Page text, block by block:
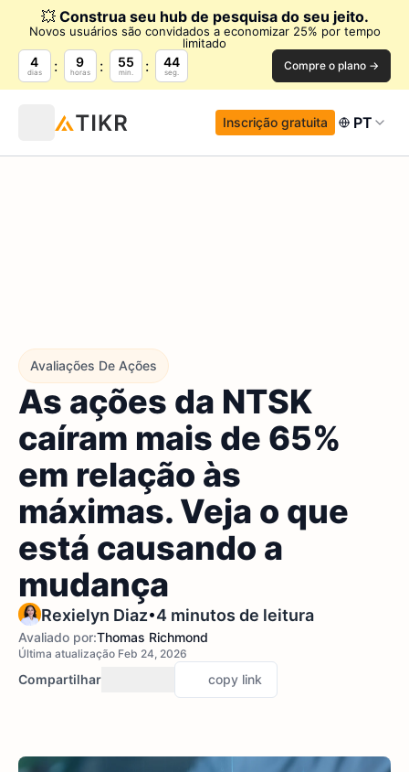
💥 Construa seu hub de pesquisa do seu jeito.
Novos usuários são convidados a economizar 25% por tempo
limitado
4
dias
9
horas
55
min.
43
seg. Compre o plano →
Inscrição gratuita PT
Avaliações De Ações
As ações da NTSK
caíram mais de 65%
em relação às
máximas. Veja o que
está causando a
mudança
Rexielyn Diaz•4 minutos de leitura
Avaliado por:Thomas Richmond
Última atualização Feb 24, 2026
Compartilhar copy link